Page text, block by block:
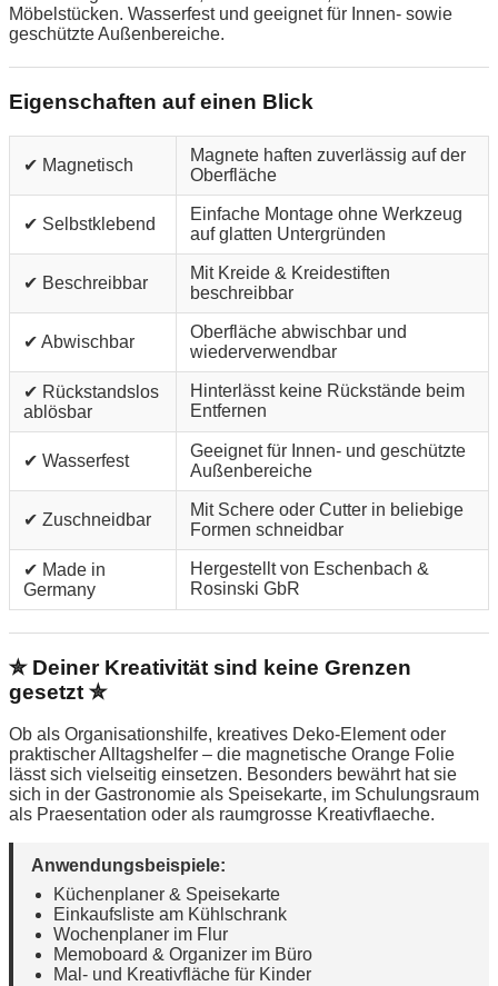
Möbelstücken. Wasserfest und geeignet für Innen- sowie
geschützte Außenbereiche.
Eigenschaften auf einen Blick
✔ Magnetisch
Magnete haften zuverlässig auf der
Oberfläche
✔ Selbstklebend
Einfache Montage ohne Werkzeug
auf glatten Untergründen
✔ Beschreibbar
Mit Kreide & Kreidestiften
beschreibbar
✔ Abwischbar
Oberfläche abwischbar und
wiederverwendbar
✔ Rückstandslos
ablösbar
Hinterlässt keine Rückstände beim
Entfernen
✔ Wasserfest
Geeignet für Innen- und geschützte
Außenbereiche
✔ Zuschneidbar
Mit Schere oder Cutter in beliebige
Formen schneidbar
✔ Made in
Germany
Hergestellt von Eschenbach &
Rosinski GbR
✮ Deiner Kreativität sind keine Grenzen
gesetzt ✮
Ob als Organisationshilfe, kreatives Deko-Element oder
praktischer Alltagshelfer – die magnetische Orange Folie
lässt sich vielseitig einsetzen. Besonders bewährt hat sie
sich in der Gastronomie als Speisekarte, im Schulungsraum
als Praesentation oder als raumgrosse Kreativflaeche.
Anwendungsbeispiele:
Küchenplaner & Speisekarte
Einkaufsliste am Kühlschrank
Wochenplaner im Flur
Memoboard & Organizer im Büro
Mal- und Kreativfläche für Kinder